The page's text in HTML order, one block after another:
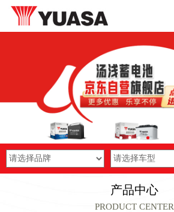
产品中心
PRODUCT CENTER